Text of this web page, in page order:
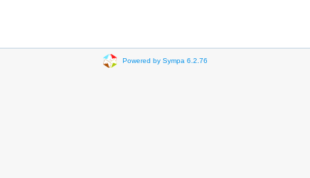
Powered by Sympa 6.2.76